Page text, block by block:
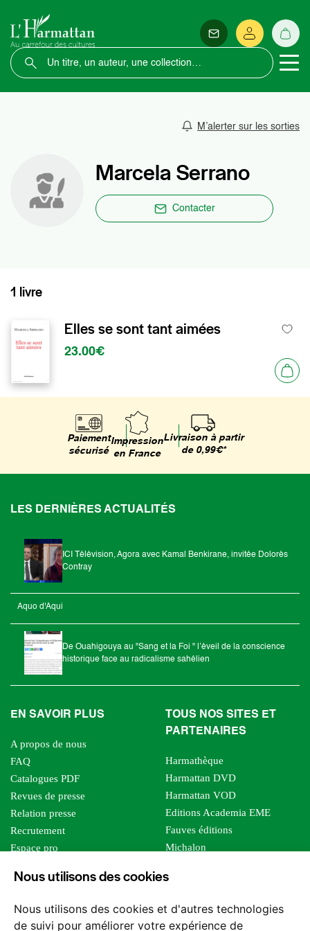
Nous utilisons des cookies
Nous utilisons des cookies et d'autres technologies
de suivi pour améliorer votre expérience de
M’alerter sur les sorties
Marcela Serrano
Contacter
1 livre
Elles se sont tant aimées
23.00€
Paiement
sécurisé
Impression
en France
Livraison à partir
de 0,99€*
LES DERNIÈRES ACTUALITÉS
ICI Télévision, Agora avec Kamal Benkirane, invitée Dolorès
Contray
Aquo d'Aqui
De Ouahigouya au "Sang et la Foi " l’éveil de la conscience
historique face au radicalisme sahélien
EN SAVOIR PLUS
A propos de nous
FAQ
Catalogues PDF
Revues de presse
Relation presse
Recrutement
Espace pro
Foreign rights
TOUS NOS SITES ET
PARTENAIRES
Harmathèque
Harmattan DVD
Harmattan VOD
Editions Academia EME
Fauves éditions
Michalon
Editions Sutton
Les impliqués